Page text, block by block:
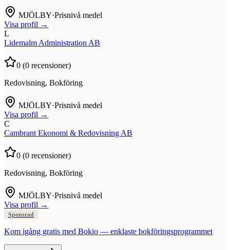
MJÖLBY·Prisnivå medel
Visa profil →
L
Lidemalm Administration AB
0 (0 recensioner)
Redovisning, Bokföring
MJÖLBY·Prisnivå medel
Visa profil →
C
Cambrant Ekonomi & Redovisning AB
0 (0 recensioner)
Redovisning, Bokföring
MJÖLBY·Prisnivå medel
Visa profil →
Sponsrad
Kom igång gratis med Bokio — enklaste bokföringsprogrammet